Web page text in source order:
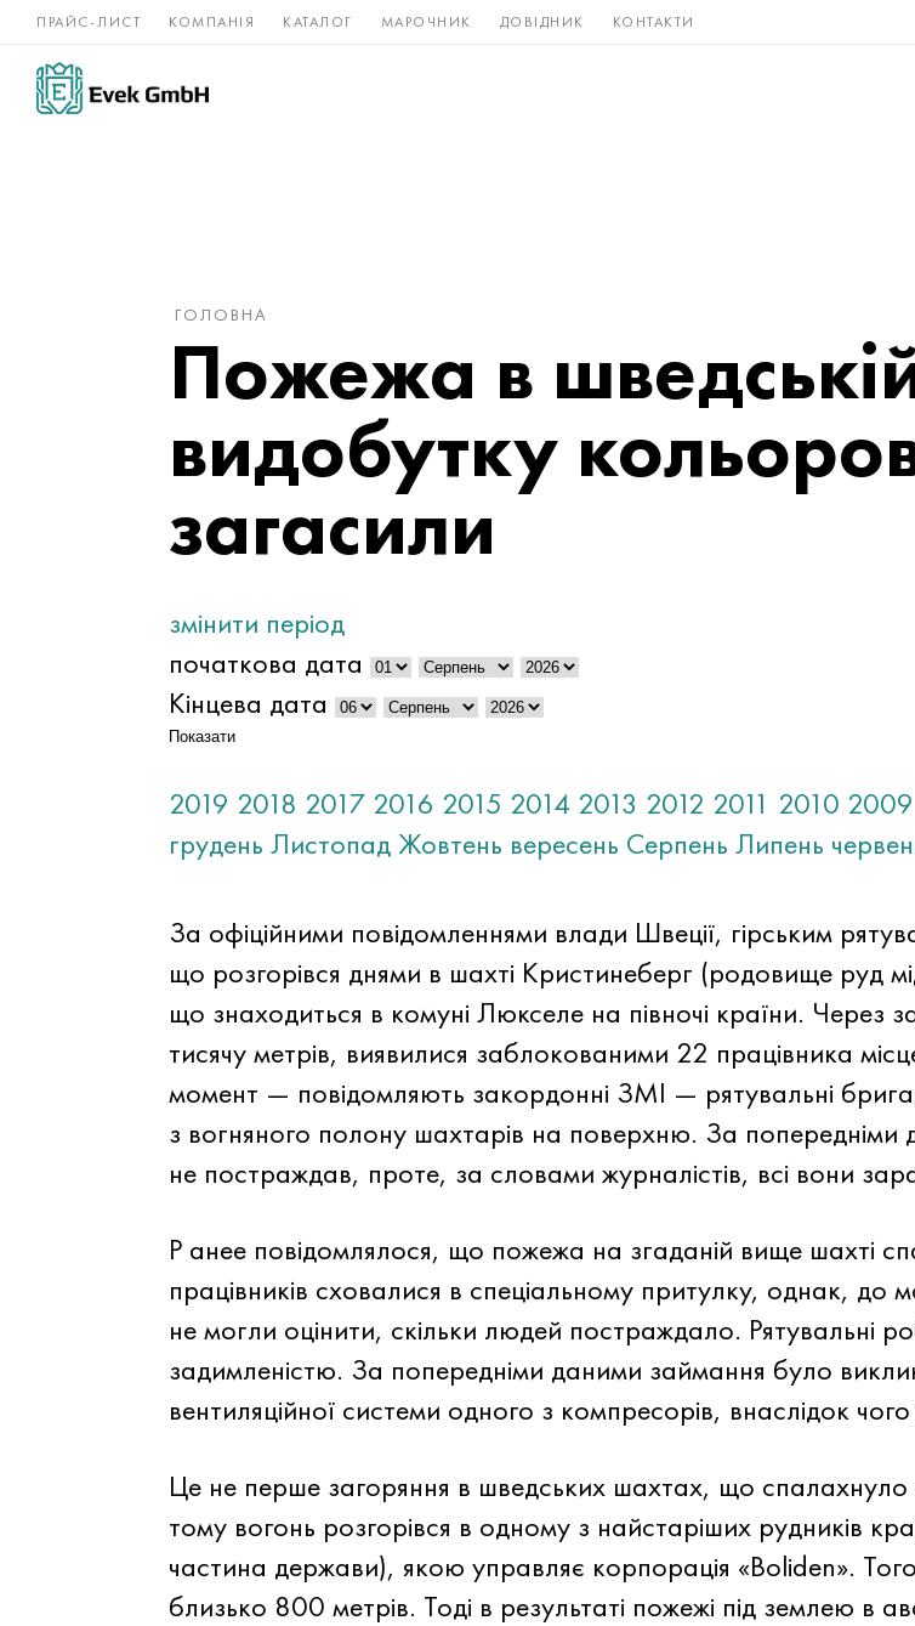
ПРАЙС-ЛИСТ КОМПАНІЯ КАТАЛОГ МАРОЧНИК ДОВІДНИК КОНТАКТИ
Нікелеві
сплави
Рідкісні і Бронза,
ГОЛОВНА
Пожежа в
видобутку
загасили
змінити період
початкова дата
Кінцева дата
Показати
2019 2018 2017 2016 2015 2014 2013 2012 2011 2010 2009
грудень ЛистопадЖовтень вересень Серпень Липень
За офіційними повідомленнями влади Швеції, гірським
що розгорівся днями в шахті Кристинеберг (родовище руд
що знаходиться в комуні Люкселе на півночі країни. Через
тисячу метрів, виявилися заблокованими 22 працівника
момент — повідомляють закордонні ЗМІ — рятувальні
з вогняного полону шахтарів на поверхню. За попередніми
не постраждав, проте, за словами журналістів, всі вони
Ранее повідомлялося, що пожежа на згаданій вище шахті
працівників сховалися в спеціальному притулку, однак, до
не могли оцінити, скільки людей постраждало. Рятувальні
задимленістю. За попередніми даними займання було
вентиляційної системи одного з компресорів, внаслідок
Це не перше загоряння в шведських шахтах, що спалахнуло
тому вогонь розгорівся в одному з найстаріших рудників
частина держави), якою управляє корпорація «Boliden».
близько 800 метрів. Тоді в результаті пожежі під землею в